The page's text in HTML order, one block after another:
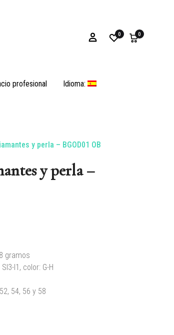
0 0
Pulseras
profesional Idioma:
y perla – BGOD01 OB
y perla –
gramos
I1, color: G-H
52, 54, 56 y 58